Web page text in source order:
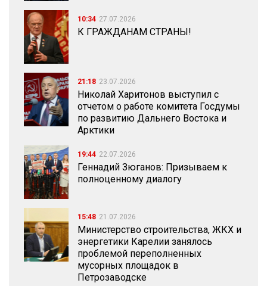
10:34 27.07.2026
К ГРАЖДАНАМ СТРАНЫ!
21:18 23.07.2026
Николай Харитонов выступил с
отчетом о работе комитета Госдумы
по развитию Дальнего Востока и
Арктики
19:44 22.07.2026
Геннадий Зюганов: Призываем к
полноценному диалогу
15:48 21.07.2026
Министерство строительства, ЖКХ и
энергетики Карелии занялось
проблемой переполненных
мусорных площадок в
Петрозаводске